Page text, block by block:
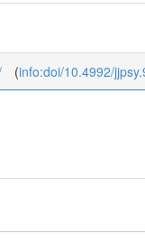
(info:doi/10.4992/